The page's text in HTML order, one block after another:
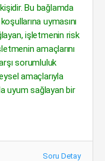
Bu bağlamda
uymasını
işletmenin risk
amaçlarını
sorumluluk
amaçlarıyla
uyum sağlayan bir
Soru Detay